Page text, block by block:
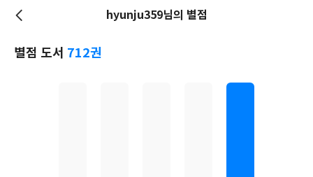
hyunju359님의 별점
별점 도서 712권